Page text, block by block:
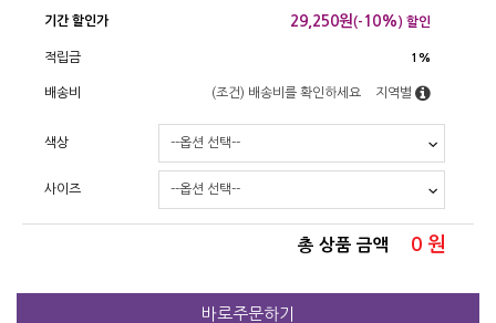
기간 할인가 29,250원(- 10%) 할인
적립금 1%
배송비 (조건) 배송비를 확인하세요 지역별
색상
사이즈
총 상품 금액 0 원
바로주문하기